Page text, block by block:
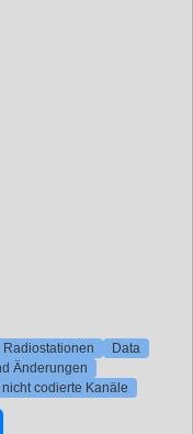
Radiostationen
Data
Änderungen
nicht codierte Kanäle